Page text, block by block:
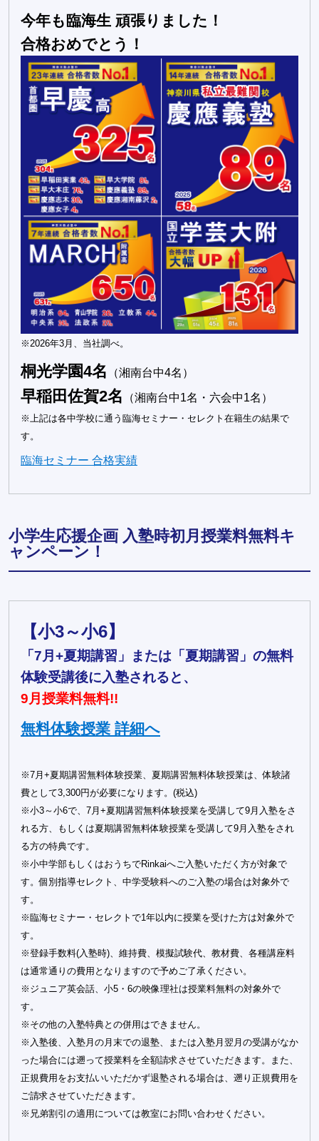
今年も臨海生 頑張りました！
合格おめでとう！
※2026年3月、当社調べ。
桐光学園4名 （湘南台中4名）
早稲田佐賀2名 （湘南台中1名・六会中1名）
※上記は各中学校に通う臨海セミナー・セレクト在籍生の結果で
す。
臨海セミナー 合格実績
小学生応援企画 入塾時初月授業料無料キ
ャンペーン！
【小3～小6】
「7月+夏期講習」または「夏期講習」の無料
体験受講後に入塾されると、
9月授業料無料!!
無料体験授業 詳細へ
※7月+夏期講習無料体験授業、夏期講習無料体験授業は、体験諸
費として3,300円が必要になります。(税込)
※小3～小6で、7月+夏期講習無料体験授業を受講して9月入塾をさ
れる方、もしくは夏期講習無料体験授業を受講して9月入塾をされ
る方の特典です。
※小中学部もしくはおうちでRinkaiへご入塾いただく方が対象で
す。個別指導セレクト、中学受験科へのご入塾の場合は対象外で
す。
※臨海セミナー・セレクトで1年以内に授業を受けた方は対象外で
す。
※登録手数料(入塾時)、維持費、模擬試験代、教材費、各種講座料
は通常通りの費用となりますので予めご了承ください。
※ジュニア英会話、小5・6の映像理社は授業料無料の対象外で
す。
※その他の入塾特典との併用はできません。
※入塾後、入塾月の月末での退塾、または入塾月翌月の受講がなか
った場合には遡って授業料を全額請求させていただきます。また、
正規費用をお支払いいただかず退塾される場合は、遡り正規費用を
ご請求させていただきます。
※兄弟割引の適用については教室にお問い合わせください。